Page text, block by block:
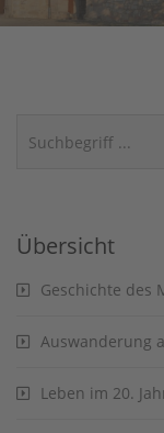
Übersicht
Geschichte des
Auswanderung
Leben im 20.